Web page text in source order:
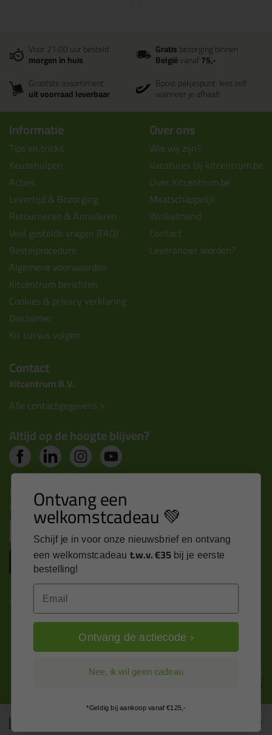
Voor 21:00 uur besteld
morgen in huis
Gratisbezorging binnen
Belgiëvanaf75,-
Grootste assortiment
uit voorraad leverbaar
Bpost pakjespunt: kies zelf
wanneer je afhaalt
Informatie
Tips en tricks
Keuzehulpen
Acties
Levertijd & Bezorging
Retourneren & Annuleren
Veel gestelde vragen (FAQ)
Bestelprocedure
Algemene voorwaarden
Kitcentrum berichten
Cookies & privacy verklaring
Disclaimer
Kit cursus volgen
Over ons
Wie wij zijn?
Vacatures bij kitcentrum.be
Over Kitcentrum.be
Maatschappelijk
Winkelmand
Contact
Leverancier worden?
Contact
Kitcentrum B.V.
Alle contactgegevens >
Altijd op de hoogte blijven?
Nieuws, tips en exclusieve deals rechtstreeks in je
inbox
Inschrijven
Kitcentrum is trots op:
Alle prijzen zijn in EURO en excl. 21% BTW
wijzig naar incl. BTW
Ontvang een
welkomstcadeau 💚
Schijf je in voor onze nieuwsbrief en ontvang
een welkomstcadeau t.w.v. €35 bij je eerste
bestelling!
Email
Ontvang de actiecode ›
Nee, ik wil geen cadeau
*Geldig bij aankoop vanaf €125,-